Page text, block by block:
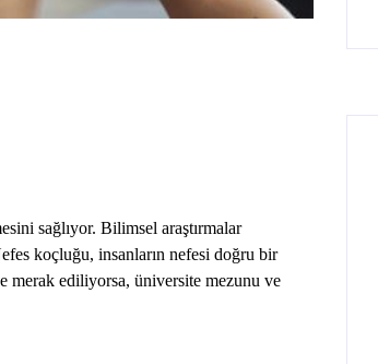
sağlıyor. Bilimsel araştırmalar
koçluğu, insanların nefesi doğru bir
merak ediliyorsa, üniversite mezunu ve